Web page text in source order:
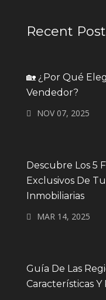
Recent
🏡 ¿Por Qué
Vendedor?
NOV 07, 2025
Descubre Los 5
Exclusivos De
Inmobiliarias
MAR 14, 2025
Guía De Las
Características